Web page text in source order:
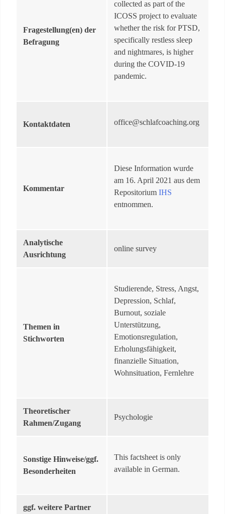
Fragestellung(en) der
Befragung
collected as part of the
ICOSS project to evaluate
whether the risk for PTSD,
specifically restless sleep
and nightmares, is higher
during the COVID-19
pandemic.
Kontaktdaten office@schlafcoaching.org
Kommentar
Diese Information wurde
am 16. April 2021 aus dem
Repositorium IHS
entnommen.
Analytische
Ausrichtung
online survey
Themen in
Stichworten
Studierende, Stress, Angst,
Depression, Schlaf,
Burnout, soziale
Unterstützung,
Emotionsregulation,
Erholungsfähigkeit,
finanzielle Situation,
Wohnsituation, Fernlehre
Theoretischer
Rahmen/Zugang
Psychologie
Sonstige Hinweise/ggf.
Besonderheiten
This factsheet is only
available in German.
ggf. weitere Partner